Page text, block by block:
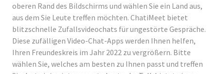
oberen Rand des Bildschirms und wählen Sie ein Land aus,
aus dem Sie Leute treffen möchten. ChatiMeet bietet
blitzschnelle Zufallsvideochats für ungestörte Gespräche.
Diese zufälligen Video-Chat-Apps werden Ihnen helfen,
Ihren Freundeskreis im Jahr 2022 zu vergrößern. Bitte
wählen Sie, welches am besten zu Ihnen passt und treffen